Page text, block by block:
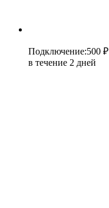
Подключение:500 ₽
в течение 2 дней